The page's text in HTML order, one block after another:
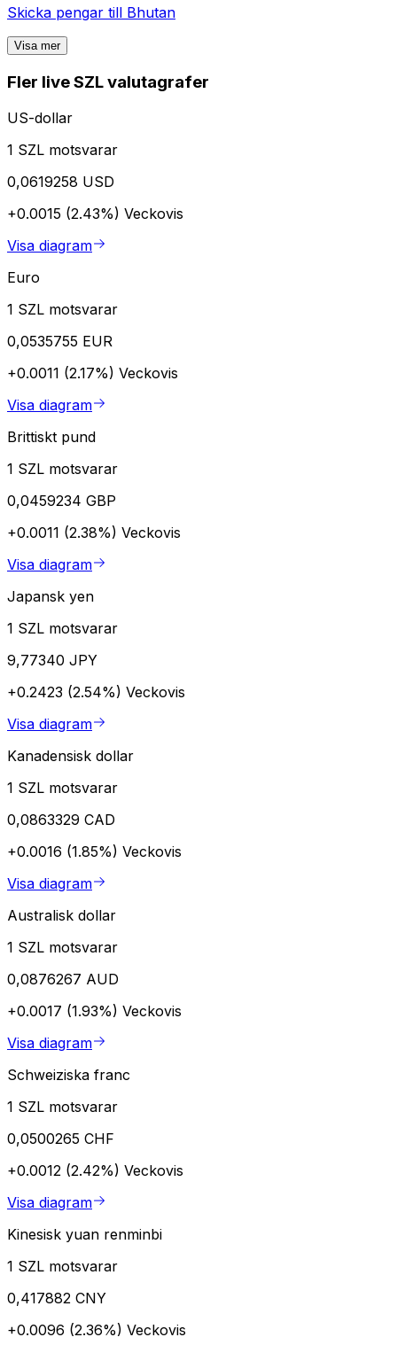
Skicka pengar till Bhutan
Visa mer
Fler live SZL valutagrafer
US-dollar
1 SZL motsvarar
0,0619258 USD
+0.0015 (2.43%) Veckovis
Visa diagram
Euro
1 SZL motsvarar
0,0535755 EUR
+0.0011 (2.17%) Veckovis
Visa diagram
Brittiskt pund
1 SZL motsvarar
0,0459234 GBP
+0.0011 (2.38%) Veckovis
Visa diagram
Japansk yen
1 SZL motsvarar
9,77340 JPY
+0.2423 (2.54%) Veckovis
Visa diagram
Kanadensisk dollar
1 SZL motsvarar
0,0863329 CAD
+0.0016 (1.85%) Veckovis
Visa diagram
Australisk dollar
1 SZL motsvarar
0,0876267 AUD
+0.0017 (1.93%) Veckovis
Visa diagram
Schweiziska franc
1 SZL motsvarar
0,0500265 CHF
+0.0012 (2.42%) Veckovis
Visa diagram
Kinesisk yuan renminbi
1 SZL motsvarar
0,417882 CNY
+0.0096 (2.36%) Veckovis